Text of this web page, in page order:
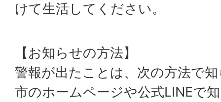
けて生活してください。
【お知らせの方法】
警報が出たことは、次の方法で
市のホームページや公式LINEで